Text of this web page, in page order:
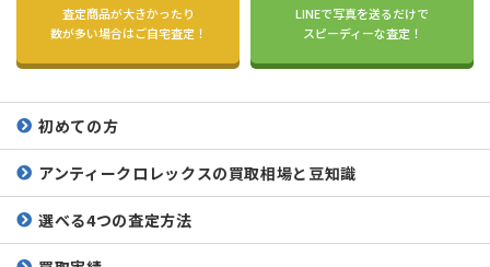
査定商品が大きかったり
数が多い場合はご自宅査定！
LINEで写真を送るだけで
スピーディーな査定！
初めての方
アンティークロレックスの買取相場と豆知識
選べる4つの査定方法